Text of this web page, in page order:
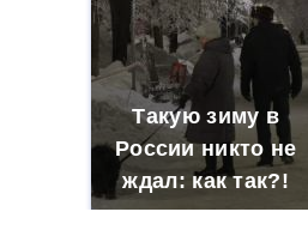
Такую зиму в
России никто не
ждал: как так?!